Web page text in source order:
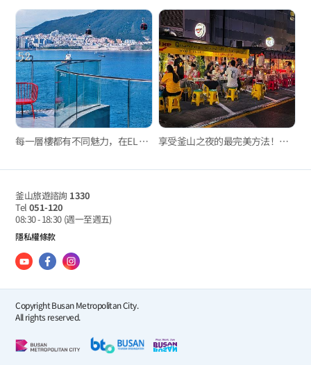
每一層樓都有不同魅力，在EL 16.52欣賞最特別的松島海景 享受釜山之夜的最完美方法！凡一洞小吃攤街美食之旅
釜山旅遊諮詢 1330
Tel 051-120
08:30 - 18:30 (週一至週五)
隱私權條款
Copyright Busan Metropolitan City.
All rights reserved.